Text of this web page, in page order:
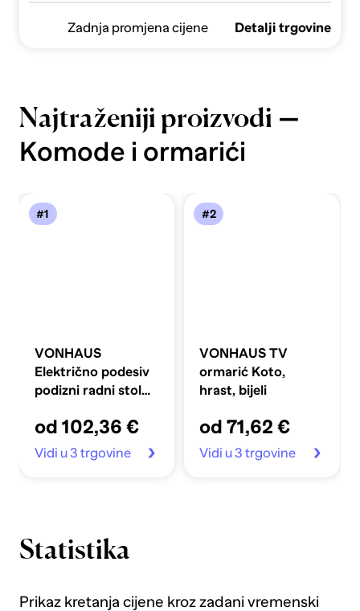
Zadnja promjena cijene Detalji trgovine
Najtraženiji proizvodi —
Komode i ormarići
#1
VONHAUS
Električno podesiv
podizni radni stol
C priključkom za
punjenje, crni
od 102,36 €
Vidi u 3 trgovine
#2
VONHAUS TV
ormarić Koto,
hrast, bijeli
od 71,62 €
Vidi u 3 trgovine
Statistika
Prikaz kretanja cijene kroz zadani vremenski